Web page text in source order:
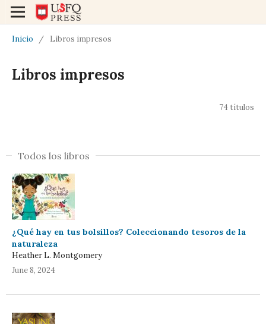
Inicio / Libros impresos
Libros impresos
74 títulos
Todos los libros
¿Qué hay en tus bolsillos? Coleccionando tesoros de la
naturaleza
Heather L. Montgomery
June 8, 2024